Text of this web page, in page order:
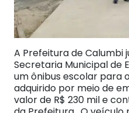
A Prefeitura de
Secretaria Municipal de
um ônibus escolar para
adquirido por meio de
valor de R$ 230 mil e